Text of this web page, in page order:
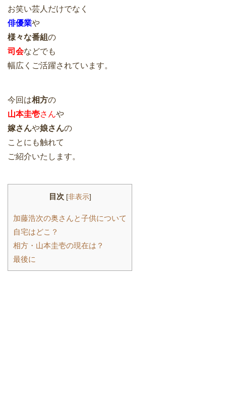
お笑い芸人だけでなく
俳優業や
様々な番組の
司会などでも
幅広くご活躍されています。
今回は相方の
山本圭壱さんや
嫁さんや娘さんの
ことにも触れて
ご紹介いたします。
目次 [非表示]
加藤浩次の奥さんと子供について
自宅はどこ？
相方・山本圭壱の現在は？
最後に